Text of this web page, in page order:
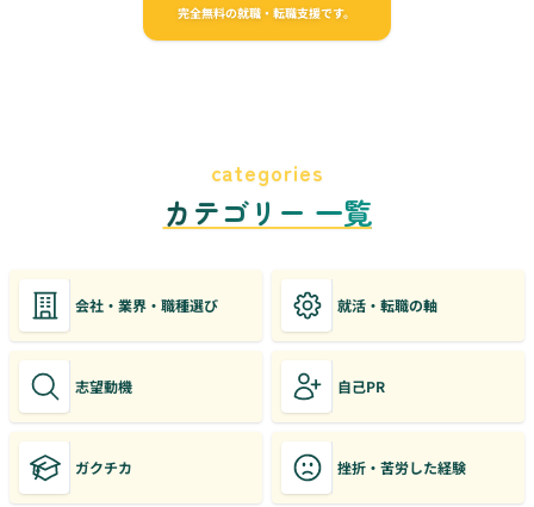
完全無料の就職・転職支援です。
categories
カテゴリー 一覧
会社・業界・職種選び 就活・転職の軸
志望動機 自己PR
ガクチカ 挫折・苦労した経験